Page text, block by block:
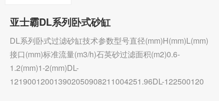
亚士霸DL系列卧式砂缸
DL系列卧式过滤砂缸技术参数型号直径(mm)H(mm)L(mm)
接口(mm)标准流量(m3/h)石英砂过滤面积(m2)0.6-
1.2(mm)1-2(mm)DL-
121900120013902050908211004251.96DL-122500120